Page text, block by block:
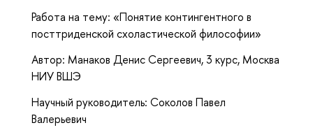
Работа на тему: «Понятие контингентного в
посттриденской схоластической философии»
Автор: Манаков Денис Сергеевич, 3 курс, Москва
НИУ ВШЭ
Научный руководитель: Соколов Павел
Валерьевич